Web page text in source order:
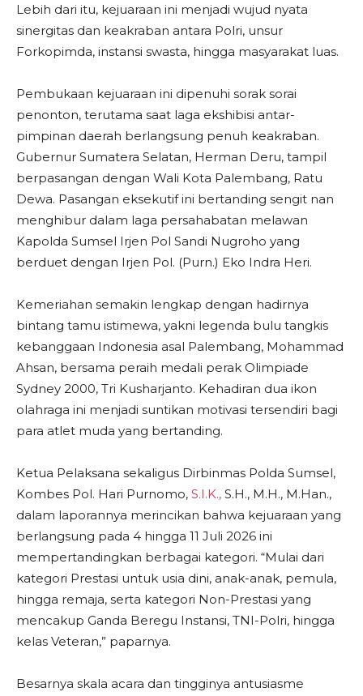
Lebih dari itu, kejuaraan ini menjadi wujud nyata
sinergitas dan keakraban antara Polri, unsur
Forkopimda, instansi swasta, hingga masyarakat luas.
​Pembukaan kejuaraan ini dipenuhi sorak sorai
penonton, terutama saat laga ekshibisi antar-
pimpinan daerah berlangsung penuh keakraban.
Gubernur Sumatera Selatan, Herman Deru, tampil
berpasangan dengan Wali Kota Palembang, Ratu
Dewa. Pasangan eksekutif ini bertanding sengit nan
menghibur dalam laga persahabatan melawan
Kapolda Sumsel Irjen Pol Sandi Nugroho yang
berduet dengan Irjen Pol. (Purn.) Eko Indra Heri.
​Kemeriahan semakin lengkap dengan hadirnya
bintang tamu istimewa, yakni legenda bulu tangkis
kebanggaan Indonesia asal Palembang, Mohammad
Ahsan, bersama peraih medali perak Olimpiade
Sydney 2000, Tri Kusharjanto. Kehadiran dua ikon
olahraga ini menjadi suntikan motivasi tersendiri bagi
para atlet muda yang bertanding.
​Ketua Pelaksana sekaligus Dirbinmas Polda Sumsel,
Kombes Pol. Hari Purnomo, S.I.K., S.H., M.H., M.Han.,
dalam laporannya merincikan bahwa kejuaraan yang
berlangsung pada 4 hingga 11 Juli 2026 ini
mempertandingkan berbagai kategori. “Mulai dari
kategori Prestasi untuk usia dini, anak-anak, pemula,
hingga remaja, serta kategori Non-Prestasi yang
mencakup Ganda Beregu Instansi, TNI-Polri, hingga
kelas Veteran,” paparnya.
​Besarnya skala acara dan tingginya antusiasme